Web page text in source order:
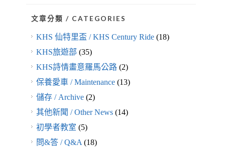
文章分類 / CATEGORIES
KHS 仙特里盃 / KHS Century Ride(18)
KHS旅遊部 (35)
KHS詩情畫意羅馬公路(2)
保養愛車 / Maintenance(13)
儲存 / Archive(2)
其他新聞 / Other News(14)
初學者教室 (5)
問&答 / Q&A(18)